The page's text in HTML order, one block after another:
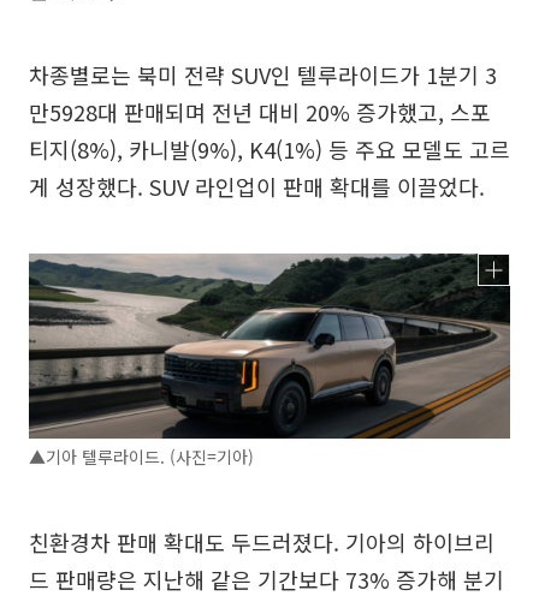
차종별로는 북미 전략 SUV인 텔루라이드가 1분기 3
만5928대 판매되며 전년 대비 20% 증가했고, 스포
티지(8%), 카니발(9%), K4(1%) 등 주요 모델도 고르
게 성장했다. SUV 라인업이 판매 확대를 이끌었다.
▲기아 텔루라이드. (사진=기아)
친환경차 판매 확대도 두드러졌다. 기아의 하이브리
드 판매량은 지난해 같은 기간보다 73% 증가해 분기